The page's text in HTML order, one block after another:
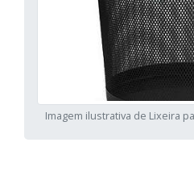
Imagem ilustrativa de Lixeira